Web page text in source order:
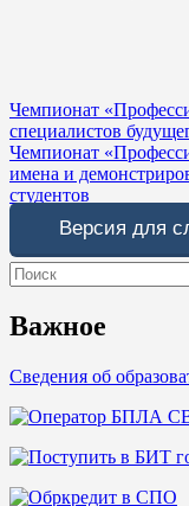
Навигация
по
записям
Чемпионат
специалистов
Чемпионат
имена и
студентов
Версия для
Search
for:
Важное
Сведения об